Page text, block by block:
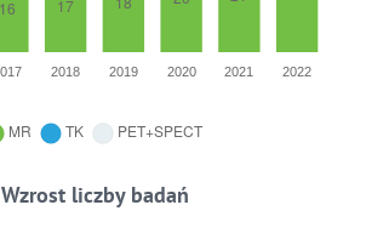
Wzrost liczby badań